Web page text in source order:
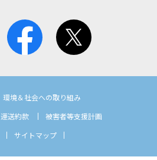
環境＆社会への取り組み
運送約款
被害者等支援計画
サイトマップ